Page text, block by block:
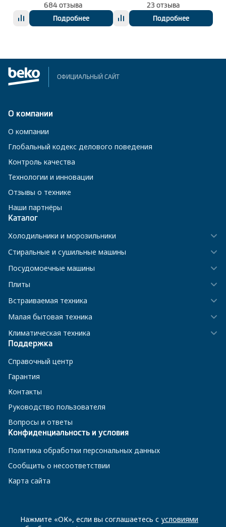
684 отзыва
Подробнее
23 отзыва
Подробнее
ОФИЦИАЛЬНЫЙ САЙТ
О компании
О компании
Глобальный кодекс делового поведения
Контроль качества
Технологии и инновации
Отзывы о технике
Наши партнёры
Каталог
Холодильники и морозильники
Стиральные и сушильные машины
Посудомоечные машины
Плиты
Встраиваемая техника
Малая бытовая техника
Климатическая техника
Поддержка
Справочный центр
Гарантия
Контакты
Руководство пользователя
Вопросы и ответы
Конфиденциальность и условия
Политика обработки персональных данных
Сообщить о несоответствии
Карта сайта
8 800 200-23-56
Нажмите «ОК», если вы соглашаетесь с условиями